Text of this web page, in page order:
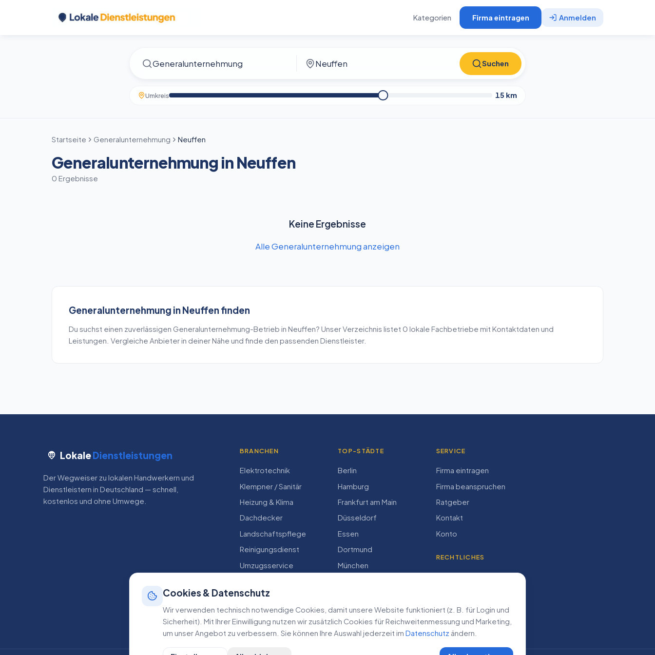
Kategorien Firma eintragen Anmelden
Suchen
Umkreis 15 km
Startseite Generalunternehmung Neuffen
Generalunternehmung in Neuffen
0 Ergebnisse
Keine Ergebnisse
Alle Generalunternehmung anzeigen
Generalunternehmung in Neuffen finden
Du suchst einen zuverlässigen Generalunternehmung-Betrieb in Neuffen? Unser Verzeichnis listet 0 lokale Fachbetriebe mit Kontaktdaten und
Leistungen. Vergleiche Anbieter in deiner Nähe und finde den passenden Dienstleister.
LokaleDienstleistungen
Der Wegweiser zu lokalen Handwerkern und
Dienstleistern in Deutschland — schnell,
kostenlos und ohne Umwege.
BRANCHEN
Elektrotechnik
Klempner / Sanitär
Heizung & Klima
Dachdecker
Landschaftspflege
Reinigungsdienst
Umzugsservice
TOP-STÄDTE
Berlin
Hamburg
Frankfurt am Main
Düsseldorf
Essen
Dortmund
München
SERVICE
Firma eintragen
Firma beanspruchen
Ratgeber
Kontakt
Konto
RECHTLICHES
AGB
Cookies & Datenschutz
Wir verwenden technisch notwendige Cookies, damit unsere Website funktioniert (z. B. für Login und
Sicherheit). Mit Ihrer Einwilligung nutzen wir zusätzlich Cookies für Reichweiten­messung und Marketing,
um unser Angebot zu verbessern. Sie können Ihre Auswahl jederzeit im Datenschutz ändern.